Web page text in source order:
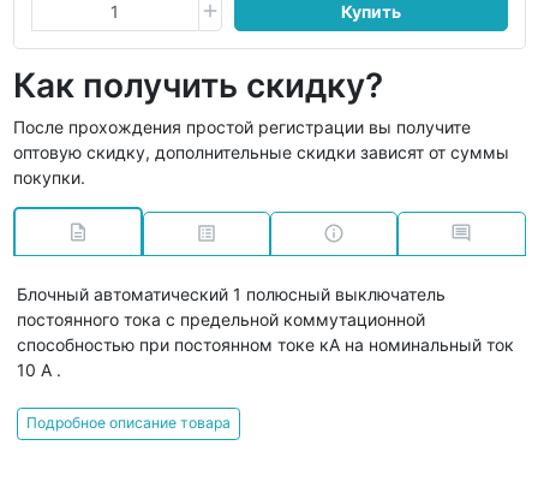
Купить
Как получить скидку?
После прохождения простой регистрации вы получите
оптовую скидку, дополнительные скидки зависят от суммы
покупки.
Блочный автоматический 1 полюсный выключатель
постоянного тока с предельной коммутационной
способностью при постоянном токе кА на номинальный ток
10 А .
Подробное описание товара